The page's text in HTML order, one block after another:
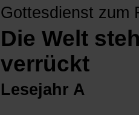
Gottesdienst zum
Die Welt
verrückt
Lesejahr A